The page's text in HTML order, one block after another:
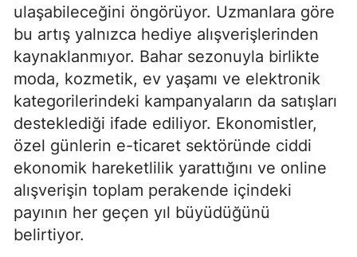
ulaşabileceğini öngörüyor. Uzmanlara göre
bu artış yalnızca hediye alışverişlerinden
kaynaklanmıyor. Bahar sezonuyla birlikte
moda, kozmetik, ev yaşamı ve elektronik
kategorilerindeki kampanyaların da satışları
desteklediği ifade ediliyor. Ekonomistler,
özel günlerin e-ticaret sektöründe ciddi
ekonomik hareketlilik yarattığını ve online
alışverişin toplam perakende içindeki
payının her geçen yıl büyüdüğünü
belirtiyor.